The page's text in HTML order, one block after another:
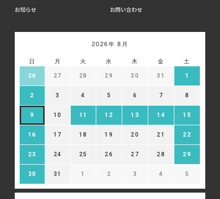
お知らせ お問い合わせ
2026年 8月
日 月 火 水 木 金 土
26 27 28 29 30 31 1
2 3 4 5 6 7 8
9 10 11 12 13 14 15
16 17 18 19 20 21 22
23 24 25 26 27 28 29
30 31 1 2 3 4 5